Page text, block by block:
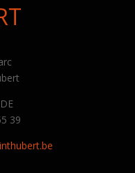
39